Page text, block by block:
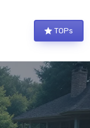
TOPs